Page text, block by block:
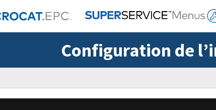
Configuration de